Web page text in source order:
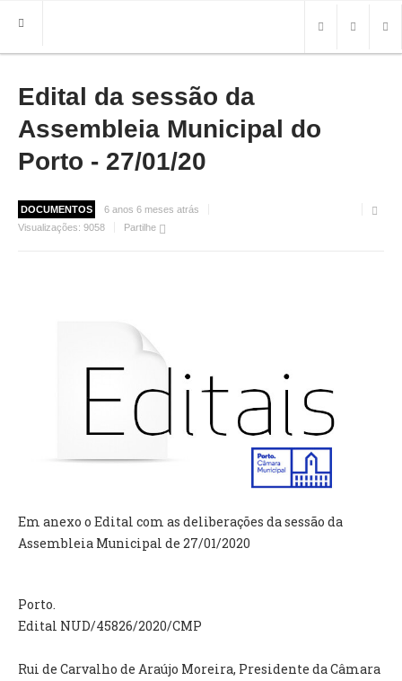
HOME
FREGUESIA
INFO
MAPA
ROTEIRO TURÍSTICO
PRESIDENTE
GRAVAÇÕES DAS REUNIÕES PÚBLICAS DO EXECUTIVO
Edital da sessão da
Assembleia Municipal do
Porto - 27/01/20
DOCUMENTOS
6 anos 6 meses atrás
Visualizações: 9058 Partilhe
Em anexo o Edital com as deliberações da sessão da
Assembleia Municipal de 27/01/2020
Porto.
Edital NUD/45826/2020/CMP
Rui de Carvalho de Araújo Moreira, Presidente da Câmara